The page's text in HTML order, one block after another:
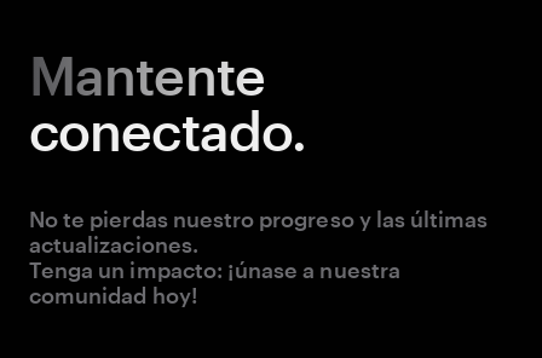
Mantente
conectado.
No te pierdas nuestro progreso y las últimas
actualizaciones.
Tenga un impacto: ¡únase a nuestra
comunidad hoy!